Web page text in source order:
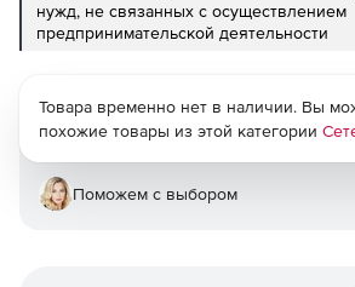
нужд, не связанных с осуществлением
предпринимательской деятельности
Товара временно нет в наличии. Вы
похожие товары из этой категории
Поможем с выбором